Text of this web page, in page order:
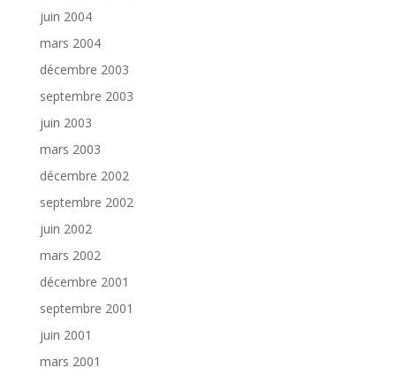
juin 2004
mars 2004
décembre 2003
septembre 2003
juin 2003
mars 2003
décembre 2002
septembre 2002
juin 2002
mars 2002
décembre 2001
septembre 2001
juin 2001
mars 2001